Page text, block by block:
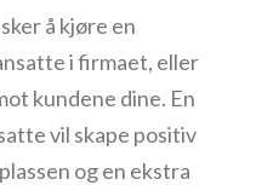
å kjøre en
i firmaet, eller
kundene dine. En
vil skape positiv
og en ekstra